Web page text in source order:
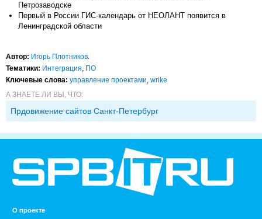
Петрозаводске
Первый в России ГИС-календарь от НЕОЛАНТ появится в
Ленинградской области
Автор: Игорь Плотников
Тематики: Интеграция ПО
Ключевые слова: управление проектами wrike
А ЗНАЕТЕ ЛИ ВЫ, ЧТО:
Прдовижение сайтов Санкт-Петербург
О проекте